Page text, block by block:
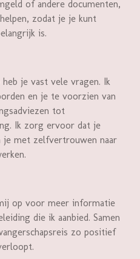
of andere documenten,
zodat je je kunt
is.
je vast vele vragen. Ik
en je te voorzien van
tot
Ik zorg ervoor dat je
met zelfvertrouwen naar
op voor meer informatie
die ik aanbied. Samen
zo positief